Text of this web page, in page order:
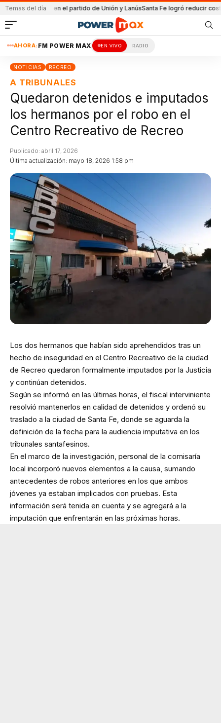
Temas del día
Detenida en el partido de Unión y LanúsSanta Fe logró reducir costo
AHORA: FM POWER MAX EN VIVO RADIO
NOTICIAS RECREO
A TRIBUNALES
Quedaron detenidos e imputados
los hermanos por el robo en el
Centro Recreativo de Recreo
Última actualización: mayo 18, 2026 1:58 pm
Publicado: abril 17, 2026
Los dos hermanos que habían sido aprehendidos tras un
hecho de inseguridad en el Centro Recreativo de la ciudad
de Recreo quedaron formalmente imputados por la Justicia
y continúan detenidos.
Según se informó en las últimas horas, el fiscal interviniente
resolvió mantenerlos en calidad de detenidos y ordenó su
traslado a la ciudad de Santa Fe, donde se aguarda la
definición de la fecha para la audiencia imputativa en los
tribunales santafesinos.
En el marco de la investigación, personal de la comisaría
local incorporó nuevos elementos a la causa, sumando
antecedentes de robos anteriores en los que ambos
jóvenes ya estaban implicados con pruebas. Esta
información será tenida en cuenta y se agregará a la
imputación que enfrentarán en las próximas horas.